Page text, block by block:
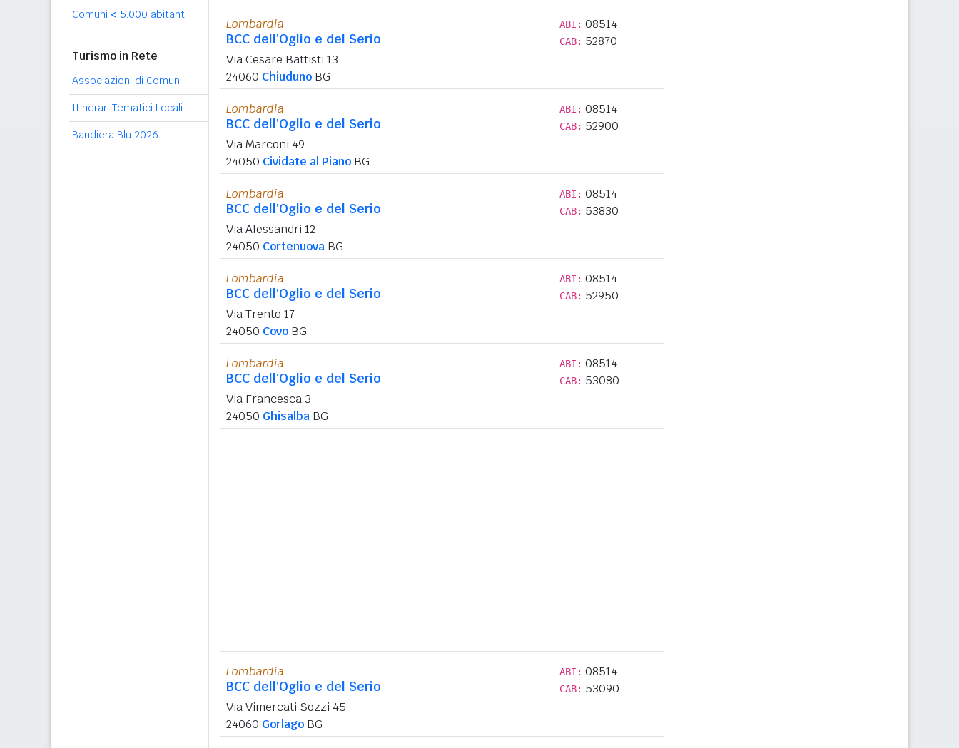
Comuni < 5.000 abitanti
Turismo in Rete
Associazioni di Comuni
Itinerari Tematici Locali
Bandiera Blu 2026
Lombardia
BCC dell'Oglio e del Serio
Via Cesare Battisti 13
24060 Chiuduno BG
ABI: 08514
CAB: 52870
Lombardia
BCC dell'Oglio e del Serio
Via Marconi 49
24050 Cividate al Piano BG
ABI: 08514
CAB: 52900
Lombardia
BCC dell'Oglio e del Serio
Via Alessandri 12
24050 Cortenuova BG
ABI: 08514
CAB: 53830
Lombardia
BCC dell'Oglio e del Serio
Via Trento 17
24050 Covo BG
ABI: 08514
CAB: 52950
Lombardia
BCC dell'Oglio e del Serio
Via Francesca 3
24050 Ghisalba BG
ABI: 08514
CAB: 53080
Lombardia
BCC dell'Oglio e del Serio
Via Vimercati Sozzi 45
24060 Gorlago BG
ABI: 08514
CAB: 53090